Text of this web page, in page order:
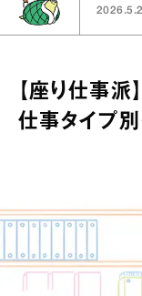
【座り仕事派
仕事タイプ別